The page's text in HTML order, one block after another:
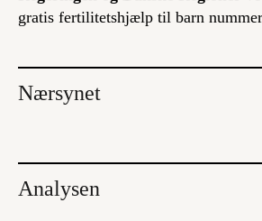
gratis fertilitetshjælp til barn
Nærsynet
Analysen